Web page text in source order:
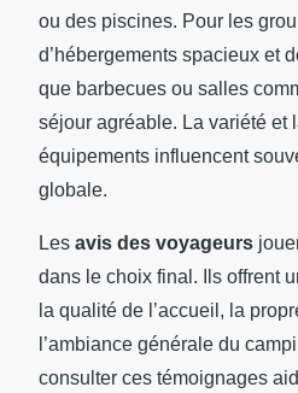
ou des piscines. Pour les
d’hébergements spacieux et
que barbecues ou salles
séjour agréable. La variété et
équipements influencent
globale.
Les avis des voyageurs
dans le choix final. Ils offrent
la qualité de l’accueil, la
l’ambiance générale du
consulter ces témoignages